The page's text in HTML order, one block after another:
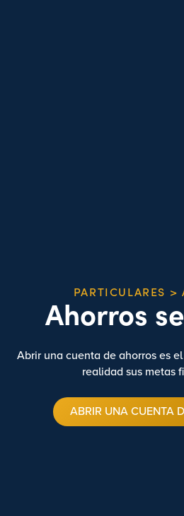
PARTICULARES >
Ahorros
Abrir una cuenta de ahorros es
realidad sus metas
ABRIR UNA CUENTA